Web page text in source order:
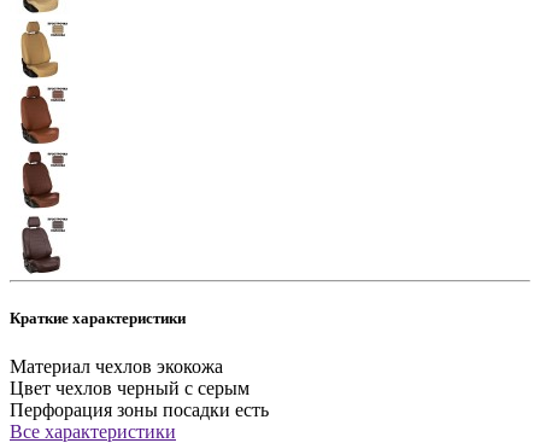
Краткие характеристики
Материал чехлов экокожа
Цвет чехлов черный с серым
Перфорация зоны посадки есть
Все характеристики